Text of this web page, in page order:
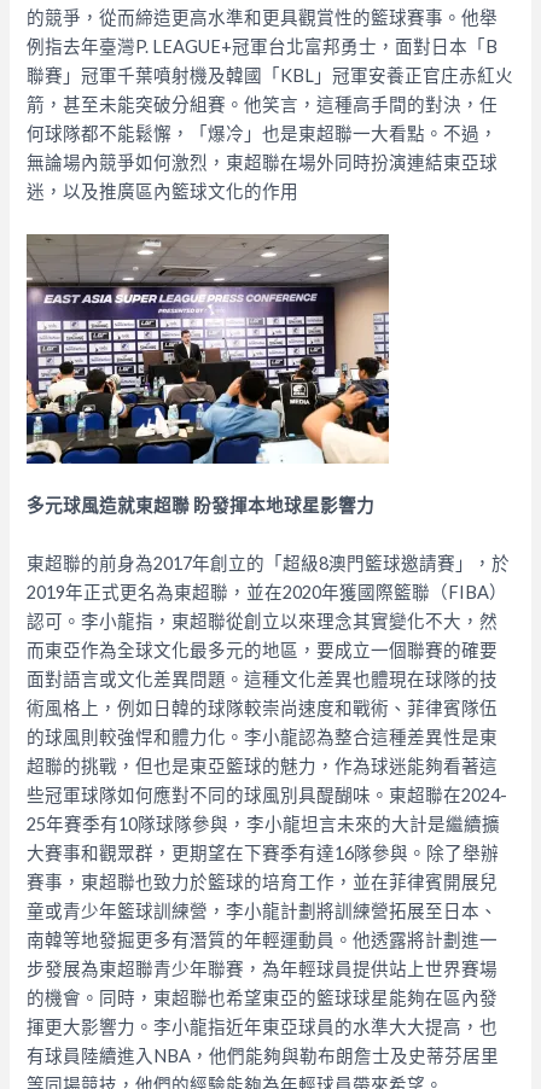
的競爭，從而締造更高水準和更具觀賞性的籃球賽事。他舉
例指去年臺灣P. LEAGUE+冠軍台北富邦勇士，面對日本「B
聯賽」冠軍千葉噴射機及韓國「KBL」冠軍安養正官庄赤紅火
箭，甚至未能突破分組賽。他笑言，這種高手間的對決，任
何球隊都不能鬆懈，「爆冷」也是東超聯一大看點。不過，
無論場內競爭如何激烈，東超聯在場外同時扮演連結東亞球
迷，以及推廣區內籃球文化的作用
多元球風造就東超聯 盼發揮本地球星影響力
東超聯的前身為2017年創立的「超級8澳門籃球邀請賽」，於
2019年正式更名為東超聯，並在2020年獲國際籃聯（FIBA）
認可。李小龍指，東超聯從創立以來理念其實變化不大，然
而東亞作為全球文化最多元的地區，要成立一個聯賽的確要
面對語言或文化差異問題。這種文化差異也體現在球隊的技
術風格上，例如日韓的球隊較崇尚速度和戰術、菲律賓隊伍
的球風則較強悍和體力化。李小龍認為整合這種差異性是東
超聯的挑戰，但也是東亞籃球的魅力，作為球迷能夠看著這
些冠軍球隊如何應對不同的球風別具醍醐味。東超聯在2024-
25年賽季有10隊球隊參與，李小龍坦言未來的大計是繼續擴
大賽事和觀眾群，更期望在下賽季有達16隊參與。除了舉辦
賽事，東超聯也致力於籃球的培育工作，並在菲律賓開展兒
童或青少年籃球訓練營，李小龍計劃將訓練營拓展至日本、
南韓等地發掘更多有潛質的年輕運動員。他透露將計劃進一
步發展為東超聯青少年聯賽，為年輕球員提供站上世界賽場
的機會。同時，東超聯也希望東亞的籃球球星能夠在區內發
揮更大影響力。李小龍指近年東亞球員的水準大大提高，也
有球員陸續進入NBA，他們能夠與勒布朗詹士及史蒂芬居里
等同場競技，他們的經驗能夠為年輕球員帶來希望。